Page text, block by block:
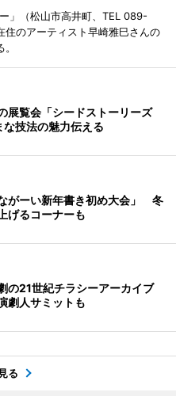
」（松山市高井町、TEL 089-
のアーティスト早崎雅巳さんの
展覧会「シードストーリーズ
技法の魅力伝える
がーい新年書き初め大会」 冬
げるコーナーも
の21世紀チラシーアーカイブ
劇人サミットも
る